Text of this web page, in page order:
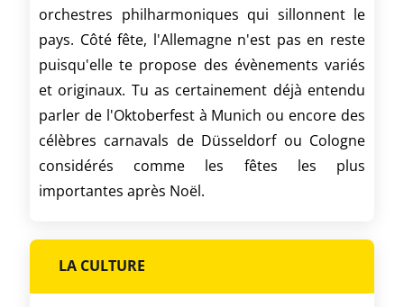
orchestres philharmoniques qui sillonnent le
pays. Côté fête, l'Allemagne n'est pas en reste
puisqu'elle te propose des évènements variés
et originaux. Tu as certainement déjà entendu
parler de l'Oktoberfest à Munich ou encore des
célèbres carnavals de Düsseldorf ou Cologne
considérés comme les fêtes les plus
importantes après Noël.
LA CULTURE